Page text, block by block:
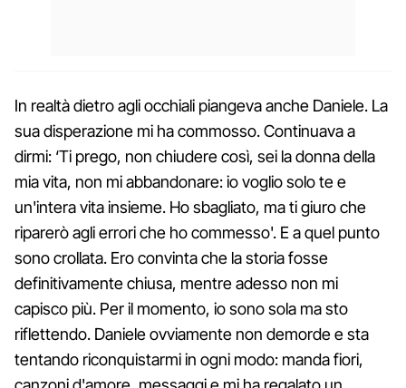
In realtà dietro agli occhiali piangeva anche Daniele. La
sua disperazione mi ha commosso. Continuava a
dirmi: ‘Ti prego, non chiudere così, sei la donna della
mia vita, non mi abbandonare: io voglio solo te e
un'intera vita insieme. Ho sbagliato, ma ti giuro che
riparerò agli errori che ho commesso'. E a quel punto
sono crollata. Ero convinta che la storia fosse
definitivamente chiusa, mentre adesso non mi
capisco più. Per il momento, io sono sola ma sto
riflettendo. Daniele ovviamente non demorde e sta
tentando riconquistarmi in ogni modo: manda fiori,